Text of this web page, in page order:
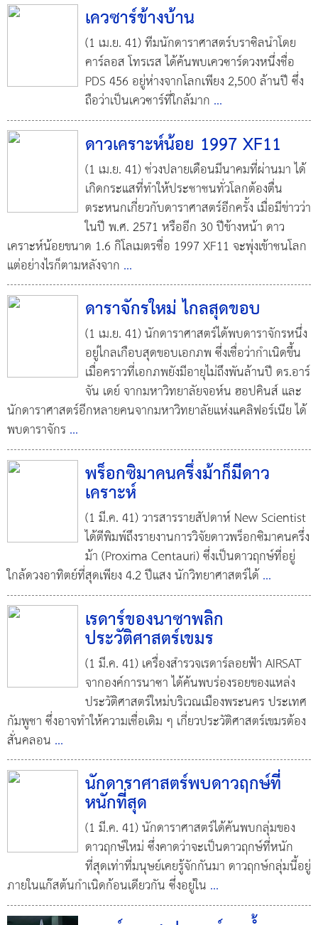
เควซาร์ข้างบ้าน
(1 เม.ย. 41) ทีมนักดาราศาสตร์บราซิลนำโดย
คาร์ลอส โทรเรส ได้ค้นพบเควซาร์ดวงหนึ่งชื่อ
PDS 456 อยู่ห่างจากโลกเพียง 2,500 ล้านปี ซึ่ง
ถือว่าเป็นเควซาร์ที่ใกล้มาก ...
ดาวเคราะห์น้อย 1997 XF11
(1 เม.ย. 41) ช่วงปลายเดือนมีนาคมที่ผ่านมา ได้
เกิดกระแสที่ทำให้ประชาชนทั่วโลกต้องตื่น
ตระหนกเกี่ยวกับดาราศาสตร์อีกครั้ง เมื่อมีข่าวว่า
ในปี พ.ศ. 2571 หรืออีก 30 ปีข้างหน้า ดาว
เคราะห์น้อยขนาด 1.6 กิโลเมตรชื่อ 1997 XF11 จะพุ่งเข้าชนโลก
แต่อย่างไรก็ตามหลังจาก ...
ดาราจักรใหม่ ไกลสุดขอบ
(1 เม.ย. 41) นักดาราศาสตร์ได้พบดาราจักรหนึ่ง
อยู่ไกลเกือบสุดขอบเอกภพ ซึ่งเชื่อว่ากำเนิดขึ้น
เมื่อคราวที่เอกภพยังมีอายุไม่ถึงพันล้านปี ดร.อาร์
จัน เดย์ จากมหาวิทยาลัยจอห์น ฮอปคินส์ และ
นักดาราศาสตร์อีกหลายคนจากมหาวิทยาลัยแห่งแคลิฟอร์เนีย ได้
พบดาราจักร ...
พร็อกซิมาคนครึ่งม้าก็มีดาว
เคราะห์
(1 มี.ค. 41) วารสารรายสัปดาห์ New Scientist
ได้ตีพิมพ์ถึงรายงานการวิจัยดาวพร็อกซิมาคนครึ่ง
ม้า (Proxima Centauri) ซึ่งเป็นดาวฤกษ์ที่อยู่
ใกล้ดวงอาทิตย์ที่สุดเพียง 4.2 ปีแสง นักวิทยาศาสตร์ได้...
เรดาร์ของนาซาพลิก
ประวัติศาสตร์เขมร
(1 มี.ค. 41) เครื่องสำรวจเรดาร์ลอยฟ้า AIRSAT
จากองค์การนาซา ได้ค้นพบร่องรอยของแหล่ง
ประวัติศาสตร์ใหม่บริเวณเมืองพระนคร ประเทศ
กัมพูชา ซึ่งอาจทำให้ความเชื่อเดิม ๆ เกี่ยวประวัติศาสตร์เขมรต้อง
สั่นคลอน ...
นักดาราศาสตร์พบดาวฤกษ์ที่
หนักที่สุด
(1 มี.ค. 41) นักดาราศาสตร์ได้ค้นพบกลุ่มของ
ดาวฤกษ์ใหม่ ซึ่งคาดว่าจะเป็นดาวฤกษ์ที่หนัก
ที่สุดเท่าที่มนุษย์เคยรู้จักกันมา ดาวฤกษ์กลุ่มนี้อยู่
ภายในแก๊สต้นกำเนิดก้อนเดียวกัน ซึ่งอยู่ใน ...